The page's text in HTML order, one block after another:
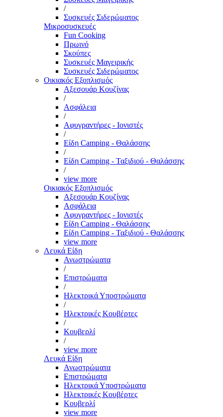
/
Συσκευές Σιδερώματος
Μικροσυσκευές
Fun Cooking
Πρωινό
Σκούπες
Συσκευές Μαγειρικής
Συσκευές Σιδερώματος
Οικιακός Εξοπλισμός
Αξεσουάρ Κουζίνας
/
Ασφάλεια
/
Αφυγραντήρες - Ιονιστές
/
Είδη Camping - Θαλάσσης
/
Είδη Camping - Ταξιδιού - Θαλάσσης
/
view more
Οικιακός Εξοπλισμός
Αξεσουάρ Κουζίνας
Ασφάλεια
Αφυγραντήρες - Ιονιστές
Είδη Camping - Θαλάσσης
Είδη Camping - Ταξιδιού - Θαλάσσης
view more
Λευκά Είδη
Ανωστρώματα
/
Επιστρώματα
/
Ηλεκτρικά Υποστρώματα
/
Ηλεκτρικές Κουβέρτες
/
Κουβερλί
/
view more
Λευκά Είδη
Ανωστρώματα
Επιστρώματα
Ηλεκτρικά Υποστρώματα
Ηλεκτρικές Κουβέρτες
Κουβερλί
view more